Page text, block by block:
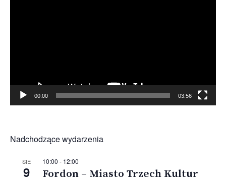
00:00 03:56
Nadchodzące wydarzenia
SIE
9
10:00 - 12:00
Fordon – Miasto Trzech Kultur